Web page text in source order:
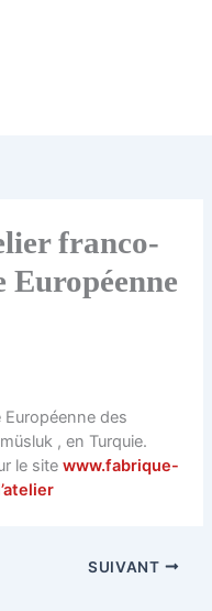
franco-
Européenne des
, en Turquie.
le sitewww.fabrique-
SUIVANT